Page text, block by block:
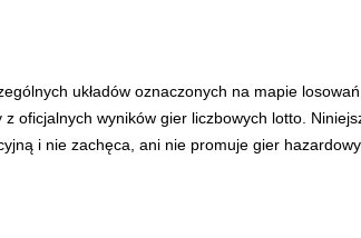
układów oznaczonych na mapie
oficjalnych wyników gier liczbowych lotto.
i nie zachęca, ani nie promuje gier